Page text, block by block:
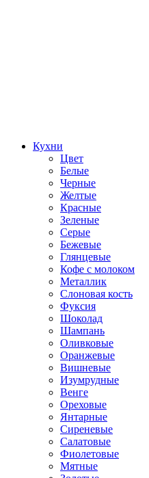
Кухни
Цвет
Белые
Черные
Желтые
Красные
Зеленые
Серые
Бежевые
Глянцевые
Кофе с молоком
Металлик
Слоновая кость
Фуксия
Шоколад
Шампань
Оливковые
Оранжевые
Вишневые
Изумрудные
Венге
Ореховые
Янтарные
Сиреневые
Салатовые
Фиолетовые
Мятные